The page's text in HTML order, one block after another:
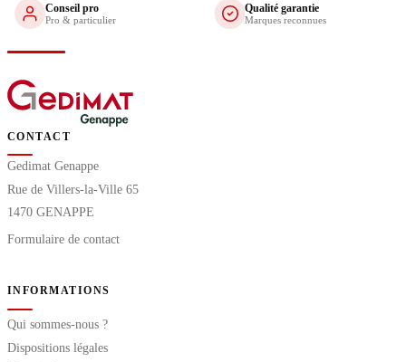
Conseil pro
Pro & particulier
Qualité garantie
Marques reconnues
CONTACT
Gedimat Genappe
Rue de Villers-la-Ville 65
1470 GENAPPE
Formulaire de contact
INFORMATIONS
Qui sommes-nous ?
Dispositions légales